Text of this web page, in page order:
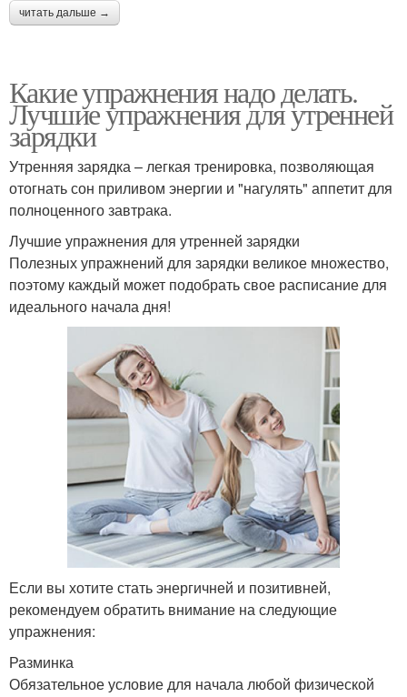
читать дальше →
Какие упражнения надо делать.
Лучшие упражнения для утренней
зарядки
Утренняя зарядка – легкая тренировка, позволяющая
отогнать сон приливом энергии и "нагулять" аппетит для
полноценного завтрака.
Лучшие упражнения для утренней зарядки
Полезных упражнений для зарядки великое множество,
поэтому каждый может подобрать свое расписание для
идеального начала дня!
Если вы хотите стать энергичней и позитивней,
рекомендуем обратить внимание на следующие
упражнения:
Разминка
Обязательное условие для начала любой физической